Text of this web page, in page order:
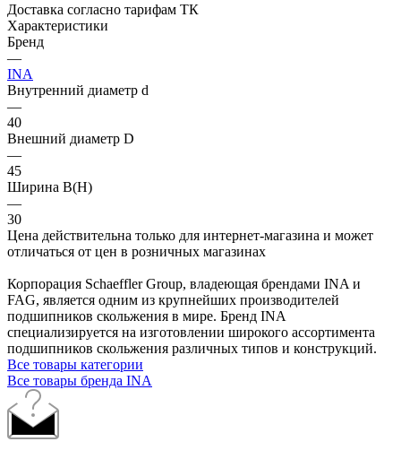
Доставка согласно тарифам ТК
Характеристики
Бренд
—
INA
Внутренний диаметр d
—
40
Внешний диаметр D
—
45
Ширина B(H)
—
30
Цена действительна только для интернет-магазина и может
отличаться от цен в розничных магазинах
Корпорация Schaeffler Group, владеющая брендами INA и
FAG, является одним из крупнейших производителей
подшипников скольжения в мире. Бренд INA
специализируется на изготовлении широкого ассортимента
подшипников скольжения различных типов и конструкций.
Все товары категории
Все товары бренда INA